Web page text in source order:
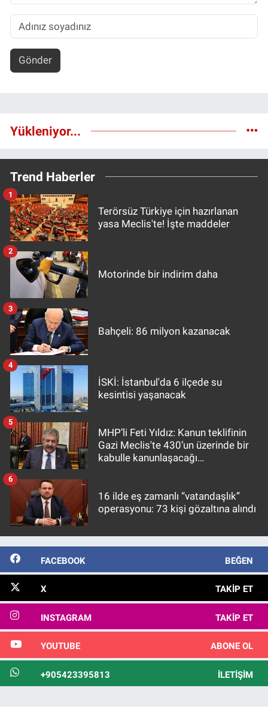
Gönder
Yükleniyor...
Trend Haberler
Terörsüz Türkiye için hazırlanan
yasa Meclis'te! İşte maddeler
1
Motorinde bir indirim daha
2
Bahçeli: 86 milyon kazanacak
3
İSKİ: İstanbul'da 6 ilçede su
kesintisi yaşanacak
4
MHP’li Feti Yıldız: Kanun teklifinin
Gazi Meclis'te 430’un üzerinde bir
kabulle kanunlaşacağı
5
16 ilde eş zamanlı “vatandaşlık”
operasyonu: 73 kişi gözaltına alındı
6
FACEBOOK BEĞEN
X TAKIP ET
INSTAGRAM TAKIP ET
YOUTUBE ABONE OL
+905423395813 İLETIŞIM